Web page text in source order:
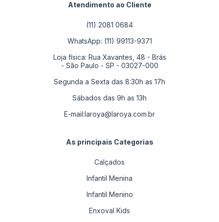
Atendimento ao Cliente
(11) 2081 0684
WhatsApp: (11) 99113-9371
Loja física: Rua Xavantes, 48 - Brás
- São Paulo - SP - 03027-000
Segunda a Sexta das 8:30h as 17h
Sábados das 9h as 13h
E-mail:laroya@laroya.com.br
As principais Categorias
Calçados
Infantil Menina
Infantil Menino
Enxoval Kids